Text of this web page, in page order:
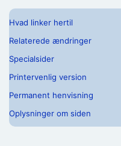
Hvad linker hertil
Relaterede ændringer
Specialsider
Printervenlig version
Permanent henvisning
Oplysninger om siden